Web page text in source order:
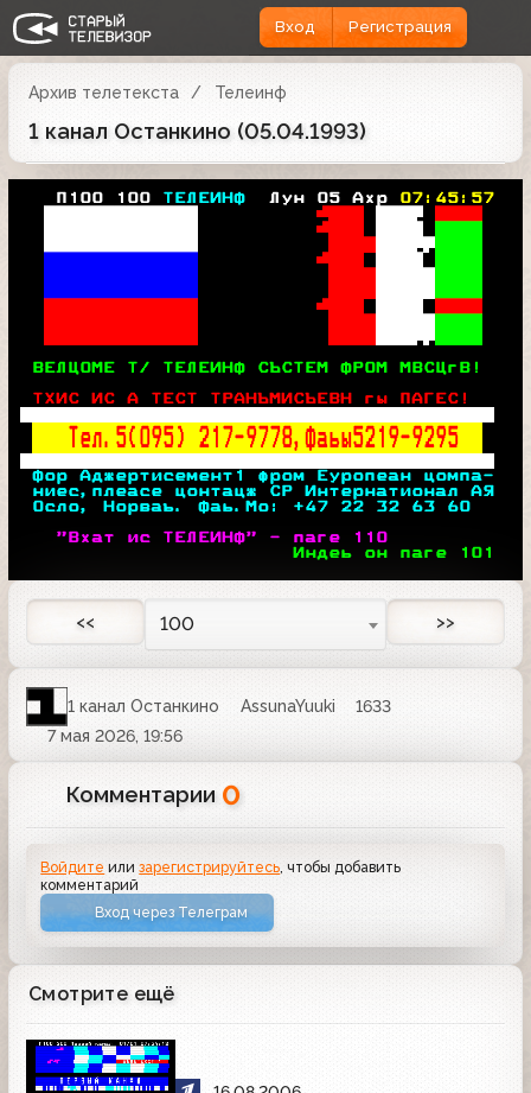
Вход Регистрация
Архив телетекста Телеинф
1 канал Останкино (05.04.1993)
   П100 100
ТЕЛЕИНФ Лун 05 Ахр 07:45:57



 
ВЕЛЦОМЕ Т/ ТЕЛЕИНФ СЪСТЕМ ФРОМ МВСЦгВ!
ТХИС ИС А ТЕСТ ТРАНЪМИСЪЕВН гы ПАГЕС!
Тел.5(095) 217-9778,Фаьы5219-9295
Фор Аджертисемент1 фром Еуропеан цомпа-
ниес,плеасе цонтацж СР Интернатионал АЯ
Осло, Норваъ. Фаь.Мо: +47 22 32 63 60
"Вхат ис ТЕЛЕИНФ" - паге
110
Индеь он паге
101
<< 100 >>
1 канал Останкино AssunaYuuki
1633
7 мая 2026, 19:56
Комментарии 0
Войдите илизарегистрируйтесь, чтобы добавить
комментарий
Вход через Телеграм
Смотрите ещё